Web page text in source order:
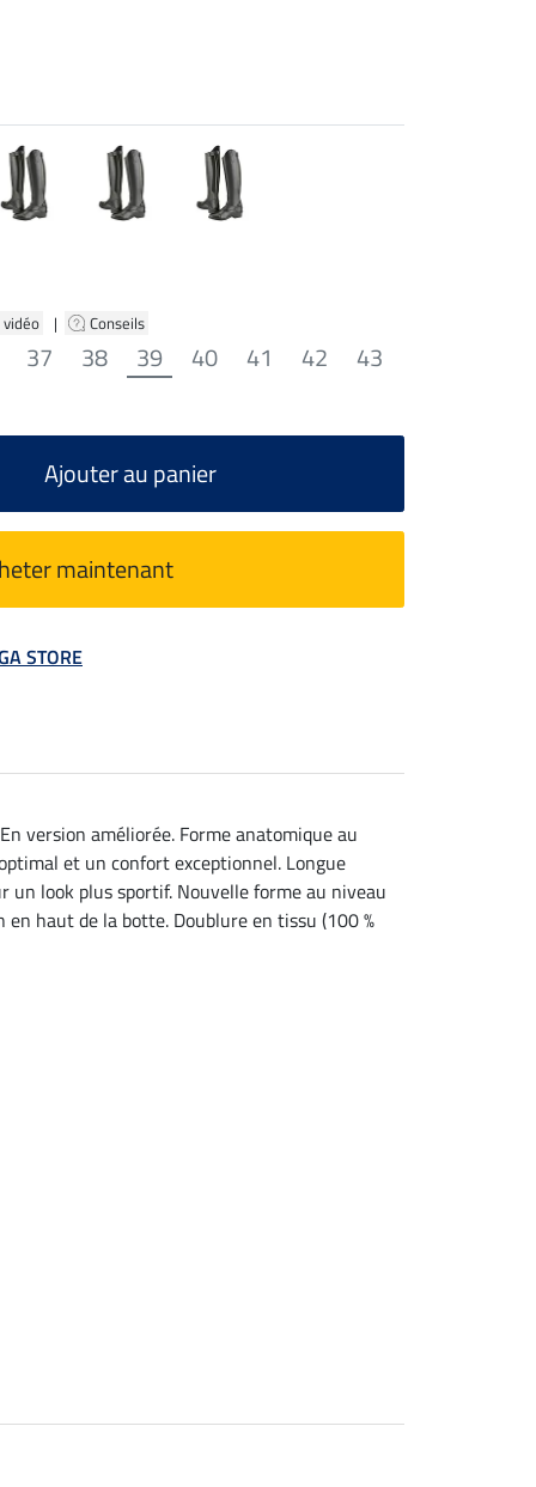
vidéo | Conseils
37 38 39 40 41 42 43
Ajouter au panier
maintenant
STORE
version améliorée. Forme anatomique au
et un confort exceptionnel. Longue
un look plus sportif. Nouvelle forme au niveau
haut de la botte. Doublure en tissu (100 %